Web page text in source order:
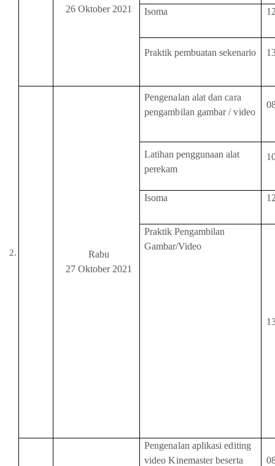
26 Oktober 2021
Isoma
Praktik pembuatan sekenario
Rabu
27 Oktober 2021
Pengenalan alat dan cara
pengambilan gambar /video
Latihan penggunaan alat
perekam
Isoma
Praktik Pengambilan
Gambar/Video
Pengenalan aplikasi editing
video Kinemaster beserta